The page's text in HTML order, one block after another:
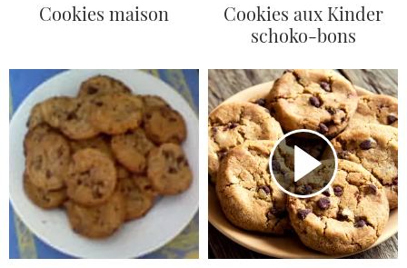
Cookies maison
Cookies aux Kinder
schoko-bons